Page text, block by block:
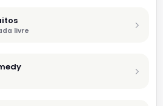
livre